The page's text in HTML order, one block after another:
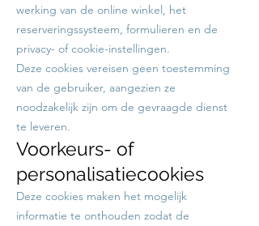
werking van de online winkel, het
reserveringssysteem, formulieren en de
privacy- of cookie-instellingen.
Deze cookies vereisen geen toestemming
van de gebruiker, aangezien ze
noodzakelijk zijn om de gevraagde dienst
te leveren.
Voorkeurs- of
personalisatiecookies
Deze cookies maken het mogelijk
informatie te onthouden zodat de